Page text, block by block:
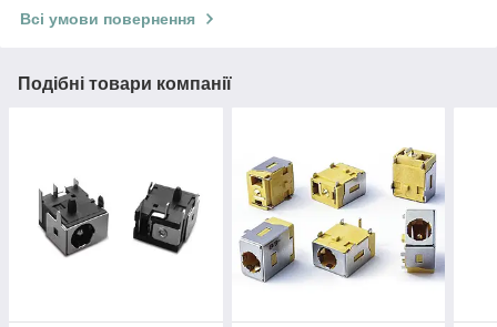
Всі умови повернення
Подібні товари компанії